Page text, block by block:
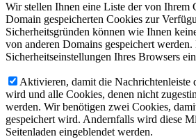
Wir stellen Ihnen eine Liste der von Ihrem
Domain gespeicherten Cookies zur
Sicherheitsgründen können wie Ihnen
von anderen Domains gespeichert
Sicherheitseinstellungen Ihres Browsers
Aktivieren, damit die Nachrichtenleiste
wird und alle Cookies, denen nicht
werden. Wir benötigen zwei Cookies,
gespeichert wird. Andernfalls wird diese
Seitenladen eingeblendet werden.